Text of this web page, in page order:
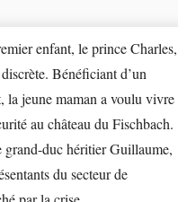
enfant, le prince Charles,
Bénéficiant d’un
la jeune maman a voulu vivre
au château du Fischbach.
duc héritier Guillaume,
du secteur de